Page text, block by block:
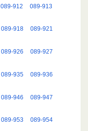
089-912 089-913
089-918 089-921
089-926 089-927
089-935 089-936
089-946 089-947
089-953 089-954